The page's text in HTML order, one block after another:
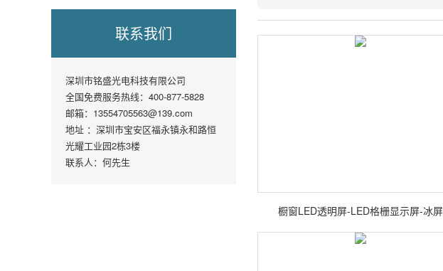
联系我们
深圳市铭盛光电科技有限公司
全国免费服务热线：400-877-5828
邮箱：13554705563@139.com
地址 ：深圳市宝安区福永镇永和路恒
光耀工业园2栋3楼
联系人：何先生
橱窗LED透明屏-LED格栅显示屏-冰屏